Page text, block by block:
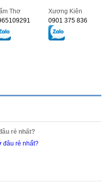
Thơ
Xương Kiên
0901 375 836
rẻ nhất?